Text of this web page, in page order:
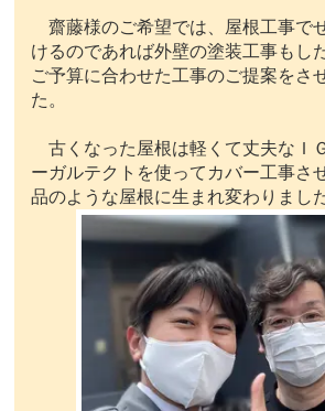
齋藤様のご希望では、屋根工事で
けるのであれば外壁の塗装工事もし
ご予算に合わせた工事のご提案をさ
た。
古くなった屋根は軽くて丈夫なＩ
ーガルテクトを使ってカバー工事さ
品のような屋根に生まれ変わりまし